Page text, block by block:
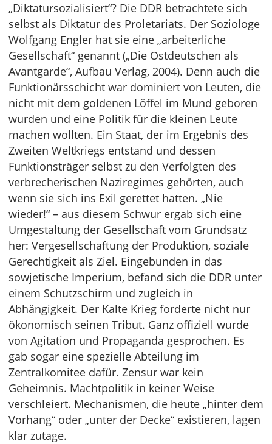
„Diktatursozialisiert“? Die DDR betrachtete sich
selbst als Diktatur des Proletariats. Der Soziologe
Wolfgang Engler hat sie eine „arbeiterliche
Gesellschaft“ genannt („Die Ostdeutschen als
Avantgarde“, Aufbau Verlag, 2004). Denn auch die
Funktionärsschicht war dominiert von Leuten, die
nicht mit dem goldenen Löffel im Mund geboren
wurden und eine Politik für die kleinen Leute
machen wollten. Ein Staat, der im Ergebnis des
Zweiten Weltkriegs entstand und dessen
Funktionsträger selbst zu den Verfolgten des
verbrecherischen Naziregimes gehörten, auch
wenn sie sich ins Exil gerettet hatten. „Nie
wieder!“ – aus diesem Schwur ergab sich eine
Umgestaltung der Gesellschaft vom Grundsatz
her: Vergesellschaftung der Produktion, soziale
Gerechtigkeit als Ziel. Eingebunden in das
sowjetische Imperium, befand sich die DDR unter
einem Schutzschirm und zugleich in
Abhängigkeit. Der Kalte Krieg forderte nicht nur
ökonomisch seinen Tribut. Ganz offiziell wurde
von Agitation und Propaganda gesprochen. Es
gab sogar eine spezielle Abteilung im
Zentralkomitee dafür. Zensur war kein
Geheimnis. Machtpolitik in keiner Weise
verschleiert. Mechanismen, die heute „hinter dem
Vorhang“ oder „unter der Decke“ existieren, lagen
klar zutage.